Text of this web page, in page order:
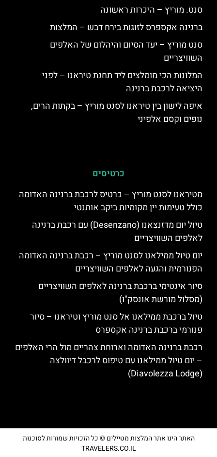
סנט. מוריץ – היכרות ראשונה
ברנינה אקספרס לזוגות בירח דבש – המלצות
סנט מוריץ – יעד הסיום והיהלום של האלפים
השוויצריים
המלונות הכי מומלצים ליד תחנת טיראנו – לפני
היציאה לרכבת ברנינה
איפה לישון בין טיראנו לסנט מוריץ – בקתות הרים,
נופים וקסם אלפיני
כרטיסים
מטיראנו לסנט מוריץ – כרטיס לרכבת ברנינה האדומה
כולל טעימות יין מקומיות ביקב אותנטי
טיול יום מדזנצאנו (Desenzano) עם רכבת ברנינה
לאלפים השוויצריים
יום טיול ממילאנו לסנט מוריץ – רכבת ברנינה האדומה
הפנורמית והגעה לאלפים השוויצריים
סיור אינטימי ברכבת ברנינה לאלפים השוויצריים
(מסלול מורשת אונסק"ו)
טיול ברכבת ממילאנו אל סנט מוריץ וטיראנו – סיור
פנורמי ברכבת ברנינה אקספרס
רכבת ברנינה האדומה וארוחת צהריים מול הרי האלפים
– יום טיול ממילאנו עם טיפוס לרכבל דיוולצה
(Diavolezza Lodge)
האתר הינו אתר המלצות מטיילים © כל הזכויות שמורות לסוכנות
TRAVELERS.CO.IL